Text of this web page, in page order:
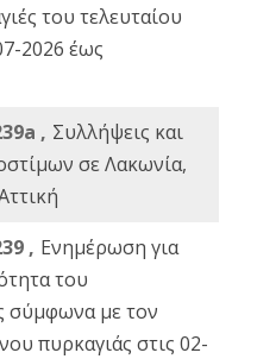
του τελευταίου
2026 έως
, Συλλήψεις και
σε Λακωνία,
, Ενημέρωση για
του
σύμφωνα με τον
πυρκαγιάς στις 02-